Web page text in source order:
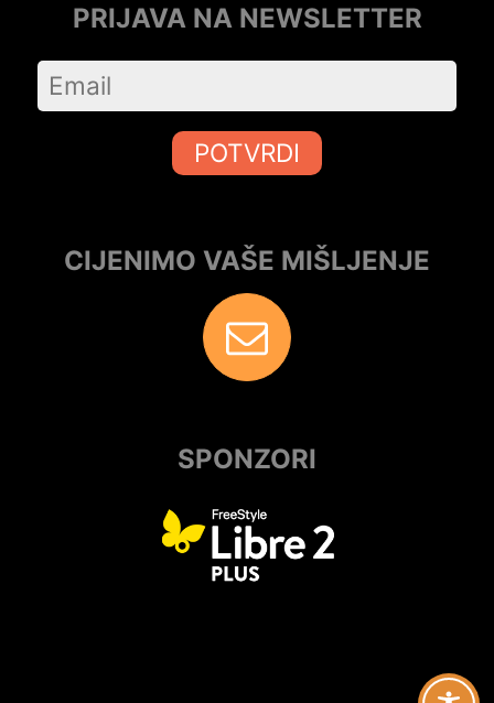
PRIJAVA NA NEWSLETTER
POTVRDI
CIJENIMO VAŠE MIŠLJENJE
SPONZORI